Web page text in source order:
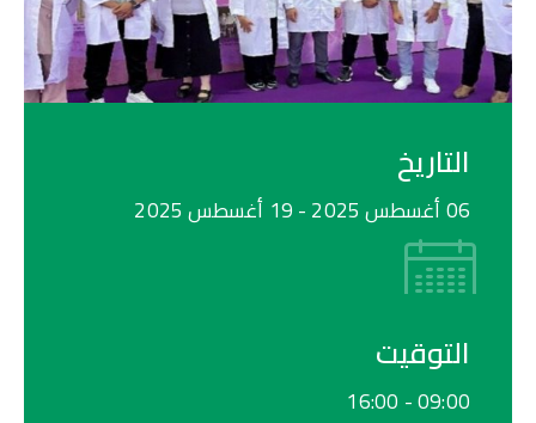
التاريخ
06 أغسطس 2025 - 19 أغسطس 2025
التوقيت
09:00 -
16:00